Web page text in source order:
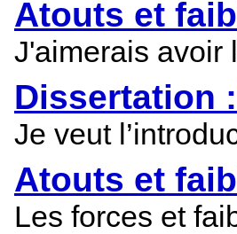
Atouts et
J'aimerais avoir
Dissertation
Je veut
Atouts et
Les forces et